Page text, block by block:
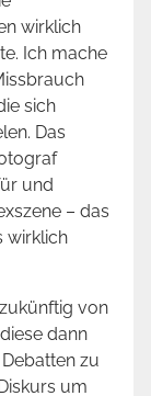
wirklich
Ich mache
sich
Das
und
– das
wirklich
von
dann
zu
um